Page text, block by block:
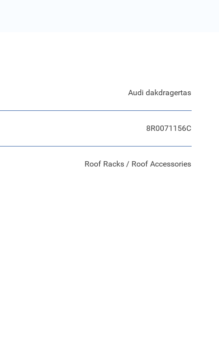
Audi dakdragertas
8R0071156C
Roof Racks / Roof Accessories